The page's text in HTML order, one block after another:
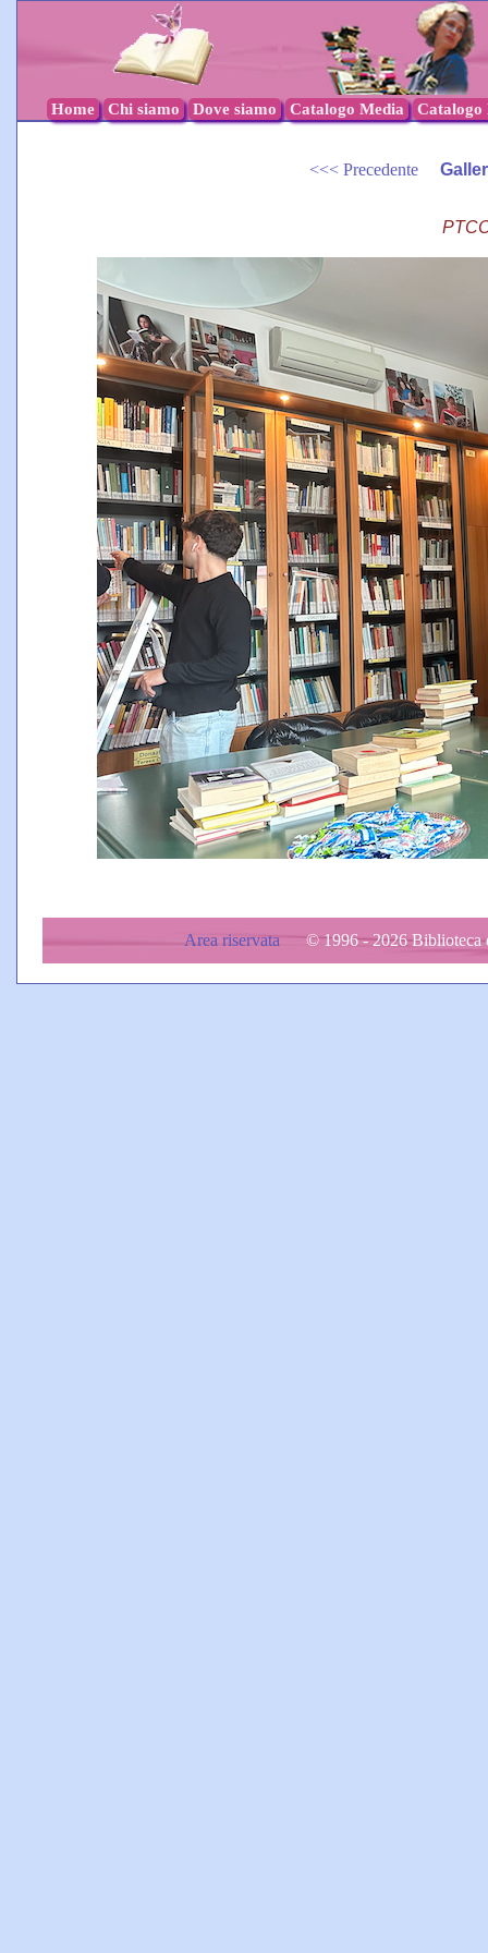
Home Chi siamo Dove siamo Catalogo Media Catalogo
<<< Precedente
Area riservata © 1996 - 2026 Biblioteca